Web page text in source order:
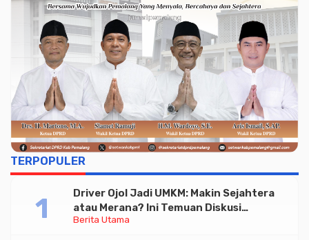
TERPOPULER
Berita Utama
Driver Ojol Jadi UMKM: Makin Sejahtera
atau Merana? Ini Temuan Diskusi
Paramadina